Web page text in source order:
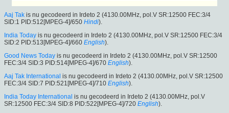
Aaj Tak is nu gecodeerd in Irdeto 2 (4130.00MHz, pol.V SR:12500 FEC:3/4
SID:1 PID:512[MPEG-4]/650 Hindi).
India Today is nu gecodeerd in Irdeto 2 (4130.00MHz, pol.V SR:12500 FEC:3/4
SID:2 PID:513[MPEG-4]/660 English).
Good News Today is nu gecodeerd in Irdeto 2 (4130.00MHz, pol.V SR:12500
FEC:3/4 SID:3 PID:514[MPEG-4]/670 English).
Aaj Tak International is nu gecodeerd in Irdeto 2 (4130.00MHz, pol.V SR:12500
FEC:3/4 SID:7 PID:521[MPEG-4]/710 English).
India Today International is nu gecodeerd in Irdeto 2 (4130.00MHz, pol.V
SR:12500 FEC:3/4 SID:8 PID:522[MPEG-4]/720 English).